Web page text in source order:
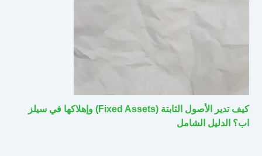
كيف تدير الأصول الثابتة (Fixed Assets) وإهلاكها في سيلز
اب؟ الدليل الشامل